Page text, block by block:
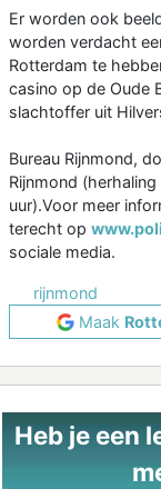
Er worden ook
worden verdacht
Rotterdam te
casino op de Oude
slachtoffer uit
Bureau Rijnmond,
Rijnmond
uur).Voor meer
terecht op
sociale media.
rijnmond
Maak
Heb je een